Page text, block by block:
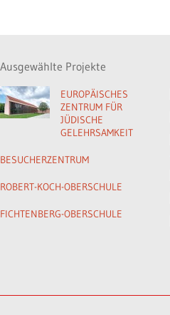
Ausgewählte Projekte
EUROPÄISCHES
ZENTRUM FÜR
JÜDISCHE
GELEHRSAMKEIT
BESUCHERZENTRUM
ROBERT-KOCH-OBERSCHULE
FICHTENBERG-OBERSCHULE